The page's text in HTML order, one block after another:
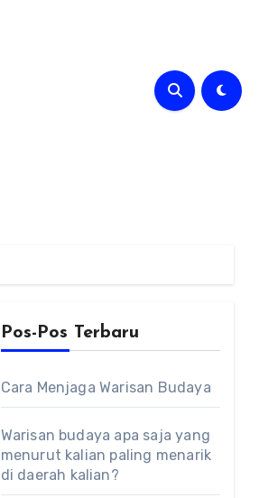
Pos-Pos Terbaru
Cara Menjaga Warisan Budaya
Warisan budaya apa saja yang
menurut kalian paling menarik
di daerah kalian?